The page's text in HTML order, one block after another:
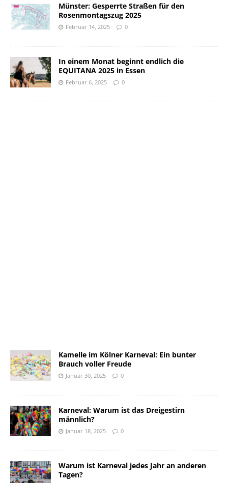
Münster: Gesperrte Straßen für den
Rosenmontagszug 2025
Februar 14, 2025 0
In einem Monat beginnt endlich die
EQUITANA 2025 in Essen
Februar 6, 2025 0
Kamelle im Kölner Karneval: Ein bunter
Brauch voller Freude
Januar 30, 2025 0
Karneval: Warum ist das Dreigestirn
männlich?
Januar 18, 2025 0
Warum ist Karneval jedes Jahr an anderen
Tagen?